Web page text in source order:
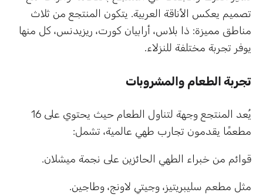
تصميم يعكس الأناقة العربية. يتكون المنتجع من ثلاث
مناطق مميزة: ذا بلاس، أرابيان كورت، ريزيدنس، كل منها
يوفر تجربة مختلفة للنزلاء.
تجربة الطعام والمشروبات
يُعد المنتجع وجهة لتناول الطعام حيث يحتوي على 16
مطعمًا يقدمون تجارب طهي عالمية، تشمل:
قوائم من خبراء الطهي الحائزين على نجمة ميشلان.
مثل مطعم سليبريتيز، وجيتي لاونج، وطاجين.